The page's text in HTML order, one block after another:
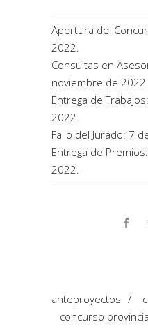
Apertura del
2022.
Consultas en
noviembre de 2022.
Entrega de
2022.
Fallo del Jurado: 7
Entrega de
2022.
anteproyectos /
concurso